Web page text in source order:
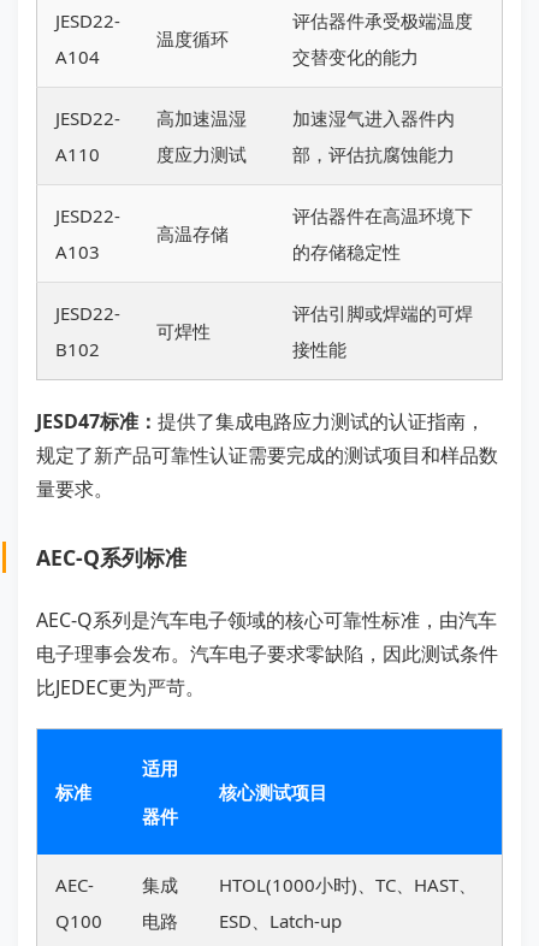
JESD22-
A104
温度循环
评估器件承受极端温度
交替变化的能力
JESD22-
A110
高加速温湿
度应力测试
加速湿气进入器件内
部，评估抗腐蚀能力
JESD22-
A103
高温存储
评估器件在高温环境下
的存储稳定性
JESD22-
B102
可焊性
评估引脚或焊端的可焊
接性能
JESD47标准： 提供了集成电路应力测试的认证指南，
规定了新产品可靠性认证需要完成的测试项目和样品数
量要求。
AEC-Q系列标准
AEC-Q系列是汽车电子领域的核心可靠性标准，由汽车
电子理事会发布。汽车电子要求零缺陷，因此测试条件
比JEDEC更为严苛。
标准
适用
器件
核心测试项目
AEC-
Q100
集成
电路
HTOL(1000小时)、TC、HAST、
ESD、Latch-up